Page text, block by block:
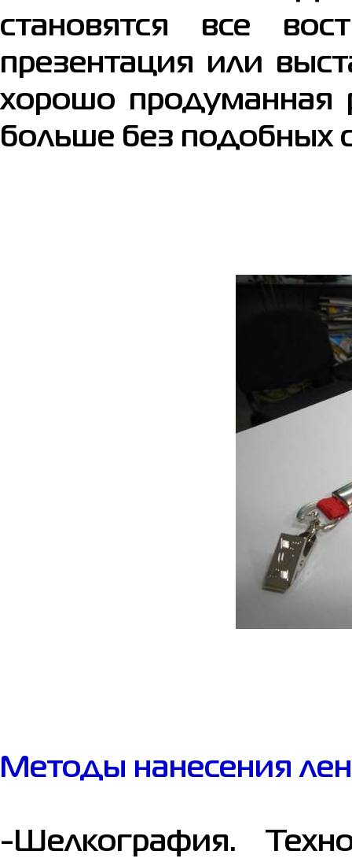
становятся все
презентация или
хорошо продуманная
больше без подобных
Методы нанесения
-Шелкография.